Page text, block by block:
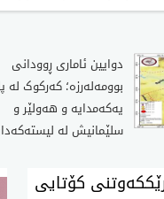
دوایین ئاماری ڕوودانی
بوومەلەرزە؛ کەرکوک لە
یەکەمدایە و هەولێر و
سلێمانیش لە
كۆتایی